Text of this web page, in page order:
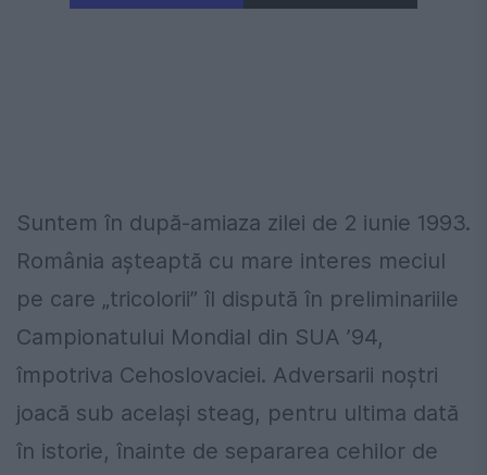
Suntem în după-amiaza zilei de 2 iunie 1993.
România așteaptă cu mare interes meciul
pe care „tricolorii” îl dispută în preliminariile
Campionatului Mondial din SUA ’94,
împotriva Cehoslovaciei. Adversarii noștri
joacă sub același steag, pentru ultima dată
în istorie, înainte de separarea cehilor de